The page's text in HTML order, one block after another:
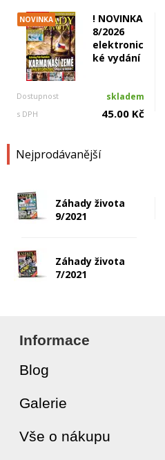
NOVINKA
! NOVINKA
8/2026
elektronic
ké vydání
Dostupnost skladem
s DPH 45.00 Kč
Nejprodávanější
Záhady života
9/2021
Záhady života
7/2021
Informace
Blog
Galerie
Vše o nákupu